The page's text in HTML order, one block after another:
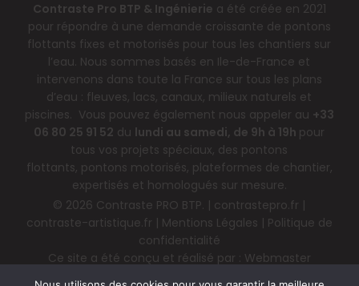
Contraste Pro BTP & Ingénierie a été créée en 2021
pour répondre à une demande croissante de pontons
flottants fixes et motorisés pour tous les chantiers sur
l’eau. Nous sommes basés en Ile-de-France et
intervenons dans toute la France sur tous les plans
d’eau : fleuves, lacs, canaux, milieux naturels et
piscines. Vous pouvez également nous appeler au +33
06 80 25 91 52 du lundi au samedi, de 9h à 19h pour
tous vos projets spéciaux, des pontons
flottants, pontons motorisés, plateformes de chantier ,
expertisés et homologués sur mesure.
© 2026 Contraste PRO BTP. | contrastepro.fr |
contraste-artistique.fr | Mentions Légales | Politique de
confidentialité
Ce site a été conçu et réalisé par : Webmaster